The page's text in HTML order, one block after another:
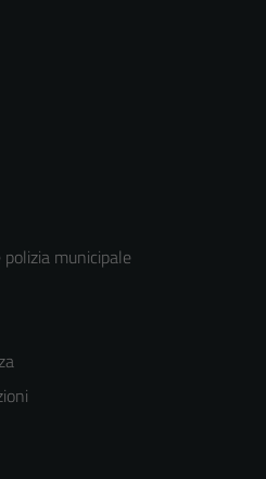
polizia municipale